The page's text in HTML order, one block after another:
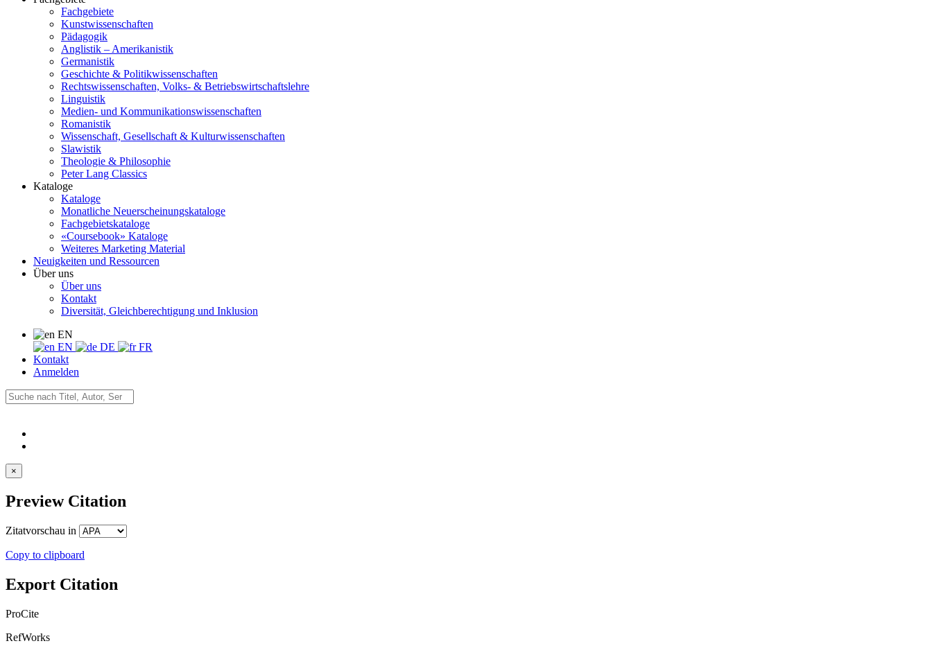
Fachgebiete
Kunstwissenschaften
Pädagogik
Anglistik – Amerikanistik
Germanistik
Geschichte & Politikwissenschaften
Rechtswissenschaften, Volks- & Betriebswirtschaftslehre
Linguistik
Medien- und Kommunikationswissenschaften
Romanistik
Wissenschaft, Gesellschaft & Kulturwissenschaften
Slawistik
Theologie & Philosophie
Peter Lang Classics
Kataloge
Kataloge
Monatliche Neuerscheinungskataloge
Fachgebietskataloge
«Coursebook» Kataloge
Weiteres Marketing Material
Neuigkeiten und Ressourcen
Über uns
Über uns
Kontakt
Diversität, Gleichberechtigung und Inklusion
EN
EN
DE
FR
Kontakt
Anmelden
×
Preview Citation
Zitatvorschau in
Copy to clipboard
Export Citation
ProCite
RefWorks